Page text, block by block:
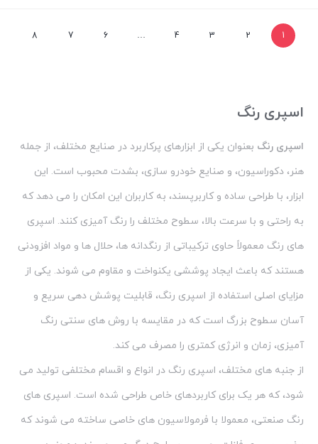
1
2
3
4
…
6
7
8
اسپری رنگ
اسپری رنگ بعنوان یکی از ابزارهای پرکاربرد در صنایع مختلف، از جمله
هنر، دکوراسیون، و صنایع خودرو سازی، بشدت محبوب است. این
ابزار، با طراحی ساده و کاربرپسند، به کاربران این امکان را می دهد که
به راحتی و با سرعت بالا، سطوح مختلف را رنگ آمیزی کنند. اسپری
های رنگ معمولاً حاوی ترکیباتی از رنگدانه ها، حلال ها و مواد افزودنی
هستند که باعث ایجاد پوششی یکنواخت و مقاوم می شوند. یکی از
مزایای اصلی استفاده از اسپری رنگ، قابلیت پوشش دهی سریع و
آسان سطوح بزرگ است که در مقایسه با روش های سنتی رنگ
آمیزی، زمان و انرژی کمتری را مصرف می کند.
از جنبه های مختلف، اسپری رنگ در انواع و اقسام مختلفی تولید می
شود، که هر یک برای کاربردهای خاص طراحی شده است. اسپری های
رنگ صنعتی، معمولا با فرمولاسیون های خاصی ساخته می شوند که